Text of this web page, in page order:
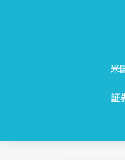
米
投
少
お
保
通
証